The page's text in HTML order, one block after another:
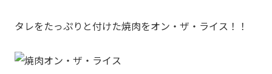
タレをたっぷりと付けた焼肉をオン・ザ・ライス！！